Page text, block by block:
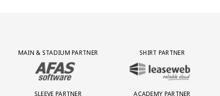
Partner Logos Grid
MAIN & STADIUM PARTNER
BEZOEK ONZE MAIN & STADIUM PARTNER AFAS SOFTWARE
SHIRT PARTNER
BEZOEK ONZE SHIRT PARTNER
SLEEVE PARTNER
ACADEMY PARTNER